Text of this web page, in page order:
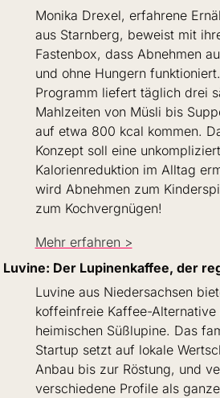
Monika Drexel, erfahrene
aus Starnberg, beweist mit
Fastenbox, dass Abnehmen
und ohne Hungern
Programm liefert täglich drei
Mahlzeiten von Müsli bis
auf etwa 800 kcal kommen.
Konzept soll eine
Kalorienreduktion im Alltag
wird Abnehmen zum
zum Kochvergnügen!
Mehr erfahren >
Luvine: Der Lupinenkaffee, der
Luvine aus Niedersachsen
koffeinfreie Kaffee-Alternative
heimischen Süßlupine. Das
Startup setzt auf lokale
Anbau bis zur Röstung, und
verschiedene Profile als